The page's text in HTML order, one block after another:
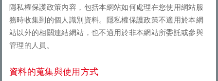
隱私權保護政策內容，包括本網站如何處理在您使用網站服
務時收集到的個人識別資料。隱私權保護政策不適用於本網
站以外的相關連結網站，也不適用於非本網站所委託或參與
管理的人員。
資料的蒐集與使用方式